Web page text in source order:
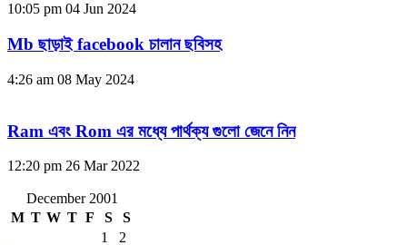
10:05 pm 04 Jun 2024
Mb ছাড়াই facebook চালান ছবিসহ
4:26 am 08 May 2024
Ram এবং Rom এর মধ্যে পার্থক্য গুলো জেনে নিন
12:20 pm 26 Mar 2022
December 2001
M T W T F S
S
1
2